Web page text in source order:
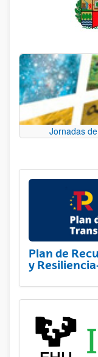
Jornadas
Plan de
y